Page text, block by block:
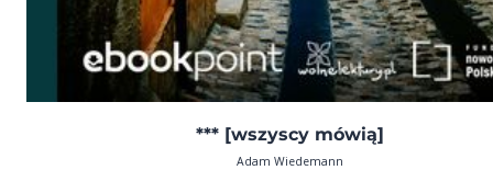
*** [wszyscy mówią]
Adam Wiedemann